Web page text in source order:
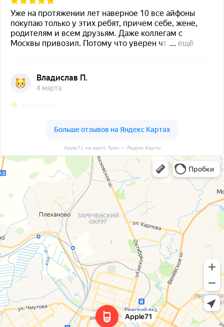
Apple71 на карте Тулы — Яндекс.Карты